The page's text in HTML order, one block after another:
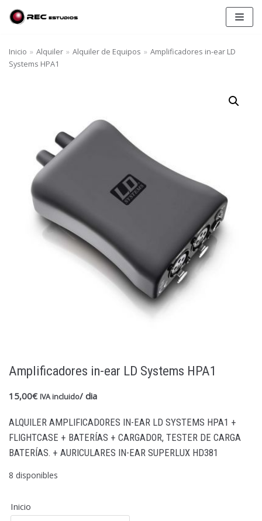
Saltar
al
Inicio » Alquiler » Alquiler de Equipos » Amplificadores in-ear LD
Systems HPA1
Amplificadores in-ear LD Systems HPA1
15,00€ IVA incluido/ dia
ALQUILER AMPLIFICADORES IN-EAR LD SYSTEMS HPA1 +
FLIGHTCASE + BATERÍAS + CARGADOR, TESTER DE CARGA
BATERÍAS. + AURICULARES IN-EAR SUPERLUX HD381
8 disponibles
Inicio